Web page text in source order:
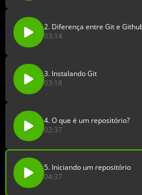
2. Diferença entre Git e
03:14
3. Instalando Git
03:18
4. O que é um repositório?
02:37
5. Iniciando um repositório
04:37